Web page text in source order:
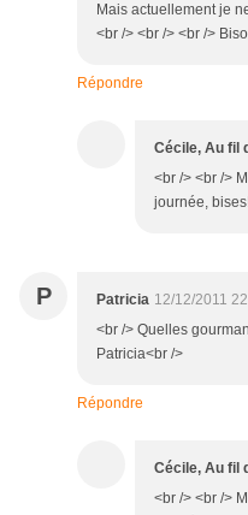
Mais actuellement je
<br /> <br /> <br />
Répondre
Cécile, Au fil
<br /> <br />
journée,
P Patricia 12/12/2011
<br /> Quelles
Patricia<br />
Répondre
Cécile, Au fil
<br /> <br />